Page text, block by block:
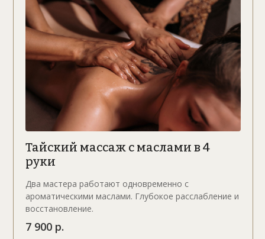
Тайский массаж с маслами в 4
руки
Два мастера работают одновременно с
ароматическими маслами. Глубокое расслабление и
восстановление.
7 900 р.